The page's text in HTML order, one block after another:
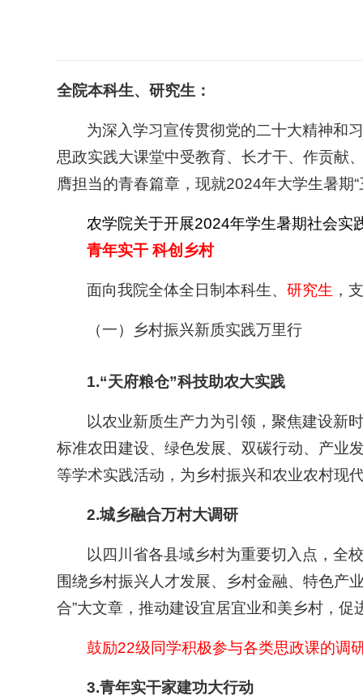
全院本科生、研究生：
为深入学习宣传贯彻党的二十大精神和
思政实践大课堂中受教育、长才干、作贡献
膺担当的青春篇章，现就2024年大学生暑期
农学院关于开展2024年学生暑期社会实
青年实干 科创乡村
面向我院全体全日制本科生、研究生 ，
（一）乡村振兴新质实践万里行
1.“天府粮仓”科技助农大实践
以农业新质生产力为引领，聚焦建设新
标准农田建设、绿色发展、双碳行动、产业
等学术实践活动，为乡村振兴和农业农村现
2.城乡融合万村大调研
以四川省各县域乡村为重要切入点，全
围绕乡村振兴人才发展、乡村金融、特色产
合”大文章，推动建设宜居宜业和美乡村，
鼓励22级同学积极参与各类思政课的调
3.青年实干家建功大行动